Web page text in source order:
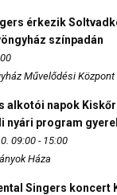
érkezik
színpadán
Művelődési Központ
alkotói napok
nyári program
09:00 - 15:00
Háza
Singers koncert